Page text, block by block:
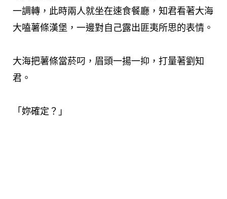
一調轉，此時兩人就坐在速食餐廳，知君看著大海
大嗑薯條漢堡，一邊對自己露出匪夷所思的表情。
大海把薯條當菸叼，眉頭一揚一抑，打量著劉知
君。
「妳確定？」